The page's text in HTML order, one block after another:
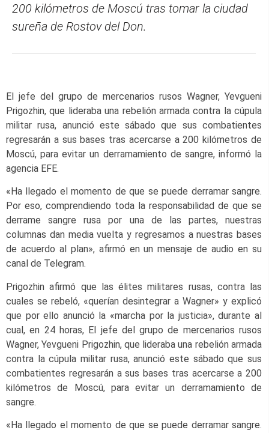
200 kilómetros de Moscú tras tomar la ciudad
sureña de Rostov del Don.
El jefe del grupo de mercenarios rusos Wagner, Yevgueni
Prigozhin, que lideraba una rebelión armada contra la cúpula
militar rusa, anunció este sábado que sus combatientes
regresarán a sus bases tras acercarse a 200 kilómetros de
Moscú, para evitar un derramamiento de sangre, informó la
agencia EFE.
«Ha llegado el momento de que se puede derramar sangre.
Por eso, comprendiendo toda la responsabilidad de que se
derrame sangre rusa por una de las partes, nuestras
columnas dan media vuelta y regresamos a nuestras bases
de acuerdo al plan», afirmó en un mensaje de audio en su
canal de Telegram.
Prigozhin afirmó que las élites militares rusas, contra las
cuales se rebeló, «querían desintegrar a Wagner» y explicó
que por ello anunció la «marcha por la justicia», durante al
cual, en 24 horas, El jefe del grupo de mercenarios rusos
Wagner, Yevgueni Prigozhin, que lideraba una rebelión armada
contra la cúpula militar rusa, anunció este sábado que sus
combatientes regresarán a sus bases tras acercarse a 200
kilómetros de Moscú, para evitar un derramamiento de
sangre.
«Ha llegado el momento de que se puede derramar sangre.